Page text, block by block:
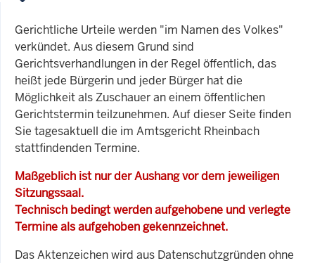
Gerichtliche Urteile werden "im Namen des Volkes"
verkündet. Aus diesem Grund sind
Gerichtsverhandlungen in der Regel öffentlich, das
heißt jede Bürgerin und jeder Bürger hat die
Möglichkeit als Zuschauer an einem öffentlichen
Gerichtstermin teilzunehmen. Auf dieser Seite finden
Sie tagesaktuell die im Amtsgericht Rheinbach
stattfindenden Termine.
Maßgeblich ist nur der Aushang vor dem jeweiligen
Sitzungssaal.
Technisch bedingt werden aufgehobene und verlegte
Termine als aufgehoben gekennzeichnet.
Das Aktenzeichen wird aus Datenschutzgründen ohne